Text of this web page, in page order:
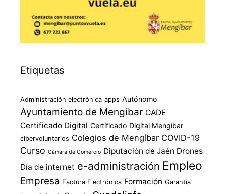
Etiquetas
Administración electrónica apps Autónomo
Ayuntamiento de Mengíbar CADE
Certificado Digital Certificado Digital Mengíbar
cibervoluntarios Colegios de Mengíbar COVID-19
Curso Cámara de Comercio Diputación de Jaén Drones
Día de internet e-administración Empleo
Empresa Factura Electrónica Formación Garantía